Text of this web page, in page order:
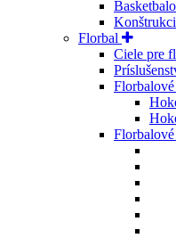
Florbal
Ciele pre